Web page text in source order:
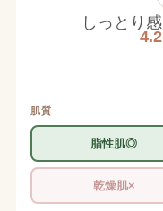
しっとり感
4.2
肌質
脂性肌◎
乾燥肌×